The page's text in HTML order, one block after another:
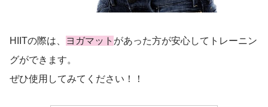
HIITの際は、 ヨガマット があった方が安心してトレーニン
グができます。
ぜひ使用してみてください！！